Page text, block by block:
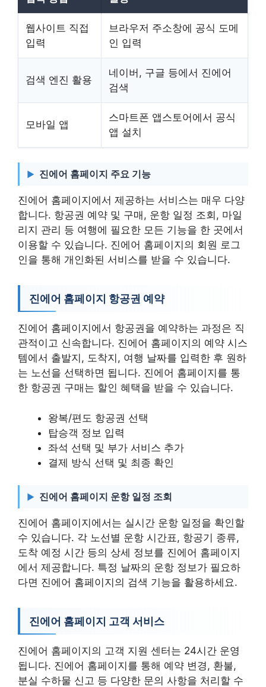
웹사이트 직접
입력
브라우저 주소창에 공식 도메
인 입력
검색 엔진 활용
네이버, 구글 등에서 진에어
검색
모바일 앱
스마트폰 앱스토어에서 공식
앱 설치
진에어 홈페이지 주요 기능
진에어 홈페이지에서 제공하는 서비스는 매우 다양
합니다. 항공권 예약 및 구매, 운항 일정 조회, 마일
리지 관리 등 여행에 필요한 모든 기능을 한 곳에서
이용할 수 있습니다. 진에어 홈페이지의 회원 로그
인을 통해 개인화된 서비스를 받을 수 있습니다.
진에어 홈페이지 항공권 예약
진에어 홈페이지에서 항공권을 예약하는 과정은 직
관적이고 신속합니다. 진에어 홈페이지의 예약 시스
템에서 출발지, 도착지, 여행 날짜를 입력한 후 원하
는 노선을 선택하면 됩니다. 진에어 홈페이지를 통
한 항공권 구매는 할인 혜택을 받을 수 있습니다.
왕복/편도 항공권 선택
탑승객 정보 입력
좌석 선택 및 부가 서비스 추가
결제 방식 선택 및 최종 확인
진에어 홈페이지 운항 일정 조회
진에어 홈페이지에서는 실시간 운항 일정을 확인할
수 있습니다. 각 노선별 운항 시간표, 항공기 종류,
도착 예정 시간 등의 상세 정보를 진에어 홈페이지
에서 제공합니다. 특정 날짜의 운항 정보가 필요하
다면 진에어 홈페이지의 검색 기능을 활용하세요.
진에어 홈페이지 고객 서비스
진에어 홈페이지의 고객 지원 센터는 24시간 운영
됩니다. 진에어 홈페이지를 통해 예약 변경, 환불,
분실 수하물 신고 등 다양한 문의 사항을 처리할 수